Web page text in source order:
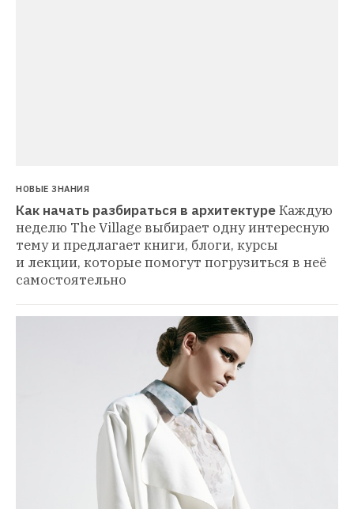
НОВЫЕ ЗНАНИЯ
Как начать разбираться в архитектуреКаждую
неделю The Village выбирает одну интересную
тему и предлагает книги, блоги, курсы
и лекции, которые помогут погрузиться в неё
самостоятельно